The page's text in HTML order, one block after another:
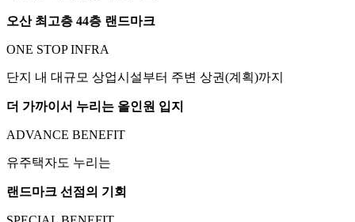
오산 최고층 44층 랜드마크
ONE STOP INFRA
단지 내 대규모 상업시설부터 주변 상권(계획)까지
더 가까이서 누리는 올인원 입지
ADVANCE BENEFIT
유주택자도 누리는
랜드마크 선점의 기회